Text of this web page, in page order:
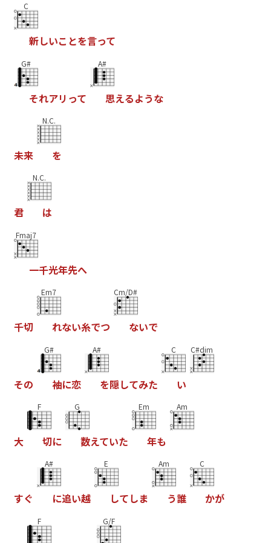
C
新しいこ とを言って
G#
それアリ って
A#
思えるような
未来
N.C.
を
君
N.C.
は
Fmaj7
一千光年先へ
千切
Em7
れない糸てつ
Cm/D#
ないて
その
G#
袖に恋
A#
を隠してみた
C
い
C#dim
大
F
切に
G
数えていた
Em
年も
Am
すく
A#
に追い越
E
してしま
Am
う誰
C
かか
F G/F